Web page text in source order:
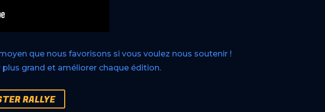
que nous favorisons si vous voulez nous soutenir !
grand et améliorer chaque édition.
RALLYE